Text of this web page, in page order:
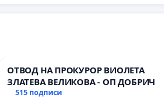
ОТВОД НА ПРОКУРОР ВИОЛЕТА
ЗЛАТЕВА ВЕЛИКОВА - ОП ДОБРИЧ
515 подписи